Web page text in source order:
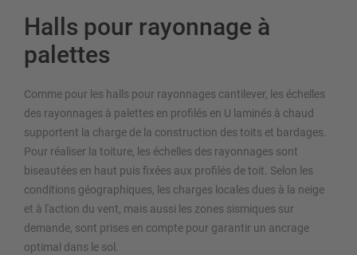
Halls pour rayonnage à
palettes
Comme pour les halls pour rayonnages cantilever, les échelles
des rayonnages à palettes en profilés en U laminés à chaud
supportent la charge de la construction des toits et bardages.
Pour réaliser la toiture, les échelles des rayonnages sont
biseautées en haut puis fixées aux profilés de toit. Selon les
conditions géographiques, les charges locales dues à la neige
et à l'action du vent, mais aussi les zones sismiques sur
demande, sont prises en compte pour garantir un ancrage
optimal dans le sol.